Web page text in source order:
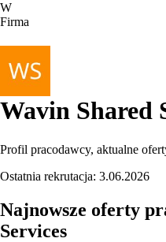
W
Firma
Wavin Shared
Profil pracodawcy, aktualne
Ostatnia rekrutacja: 3.06.2026
Najnowsze oferty
Services